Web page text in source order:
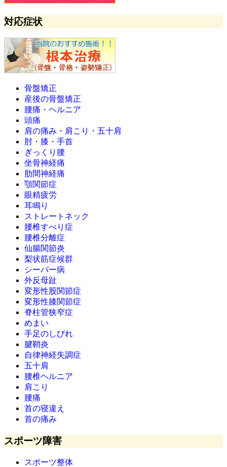
対応症状
骨盤矯正
産後の骨盤矯正
腰痛・ヘルニア
頭痛
肩の痛み・肩こり・五十肩
肘・膝・手首
ぎっくり腰
坐骨神経痛
肋間神経痛
顎関節症
眼精疲労
耳鳴り
ストレートネック
腰椎すべり症
腰椎分離症
仙腸関節炎
梨状筋症候群
シーバー病
外反母趾
変形性股関節症
変形性膝関節症
脊柱管狭窄症
めまい
手足のしびれ
腱鞘炎
自律神経失調症
五十肩
腰椎ヘルニア
肩こり
腰痛
首の寝違え
首の痛み
スポーツ障害
スポーツ整体